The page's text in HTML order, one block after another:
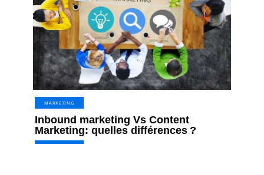
MARKETING
Inbound marketing Vs Content
Marketing: quelles différences ?